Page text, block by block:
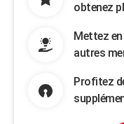
obtenez
Mettez
autres
Profitez